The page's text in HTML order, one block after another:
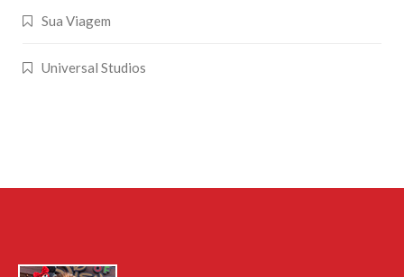
Sua Viagem
Universal Studios